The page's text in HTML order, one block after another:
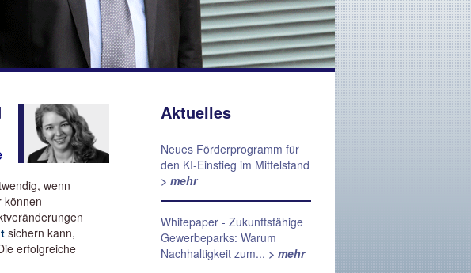
wenn
können
sichern kann,
erfolgreiche
Aktuelles
Neues Förderprogramm für
den KI-Einstieg im Mittelstand
> mehr
Whitepaper - Zukunftsfähige
Gewerbeparks: Warum
Nachhaltigkeit zum... > mehr